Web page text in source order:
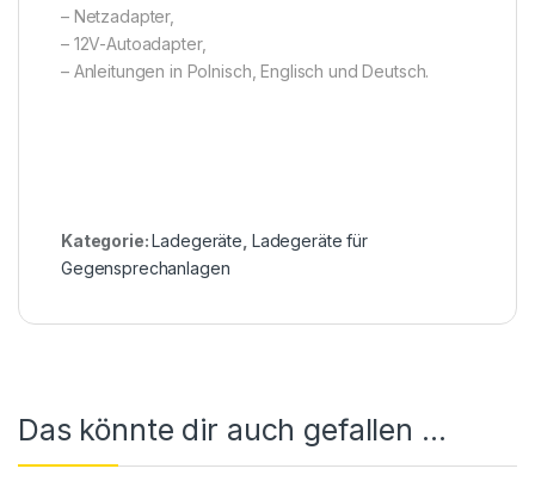
– Netzadapter,
– 12V-Autoadapter,
– Anleitungen in Polnisch, Englisch und Deutsch.
Kategorie: Ladegeräte, Ladegeräte für
Gegensprechanlagen
Das könnte dir auch gefallen …